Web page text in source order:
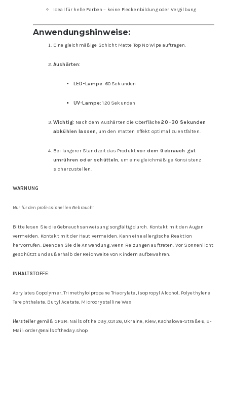
Ideal für helle Farben – keine Fleckenbildung oder Vergilbung
Anwendungshinweise:
Eine gleichmäßige Schicht Matte Top No Wipe auftragen.
Aushärten:
LED-Lampe: 60 Sekunden
UV-Lampe: 120 Sekunden
Wichtig: Nach dem Aushärten die Oberfläche20–30 Sekunden
abkühlen lassen, um den matten Effekt optimal zu entfalten.
Bei längerer Standzeit das Produktvor dem Gebrauch gut
umrühren oder schütteln, um eine gleichmäßige Konsistenz
sicherzustellen.
WARNUNG
Nur für den professionellen Gebrauch!
Bitte lesen Sie die Gebrauchsanweisung sorgfältig durch. Kontakt mit den Augen
vermeiden. Kontakt mit der Haut vermeiden. Kann eine allergische Reaktion
hervorrufen. Beenden Sie die Anwendung, wenn Reizungen auftreten. Vor Sonnenlicht
geschützt und außerhalb der Reichweite von Kindern aufbewahren.
INHALTSTOFFE:
Acrylates Copolymer, Trimethylolpropane Triacrylate, Isopropyl Alcohol, Polyethylene
Terephthalate, Butyl Acetate, Microcrystalline Wax
Hersteller gemäß GPSR: Nails oft he Day, 03126, Ukraine, Kiew, Kachalowa-Straße 6, E-
Mail: order@nailsoftheday.shop